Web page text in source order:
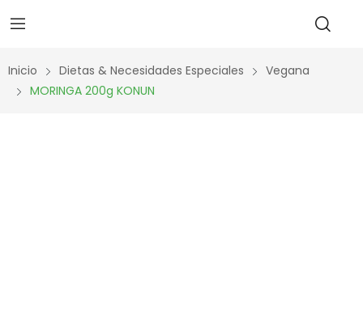
Inicio Dietas & Necesidades Especiales
Vegana
MORINGA 200g KONUN